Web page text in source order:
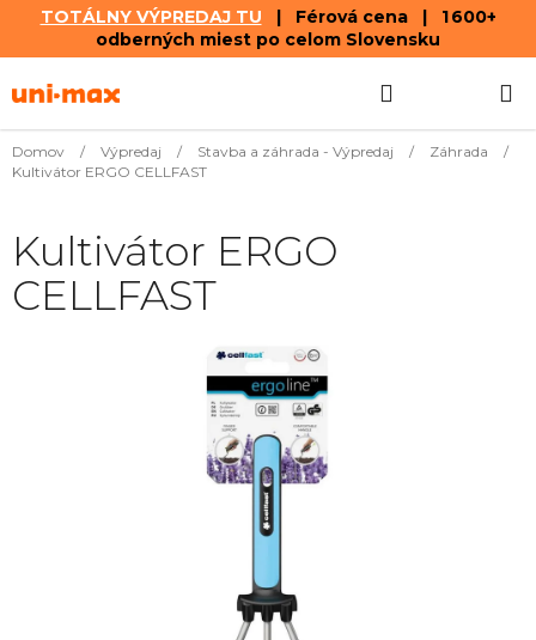
TOTÁLNY VÝPREDAJ TU | Férová cena | 1 600+
odberných miest po celom Slovensku
na
KOŠÍK
Domov / Výpredaj / Stavba a záhrada - Výpredaj / Záhrada
/
Kultivátor ERGO CELLFAST
Kultivátor ERGO
CELLFAST